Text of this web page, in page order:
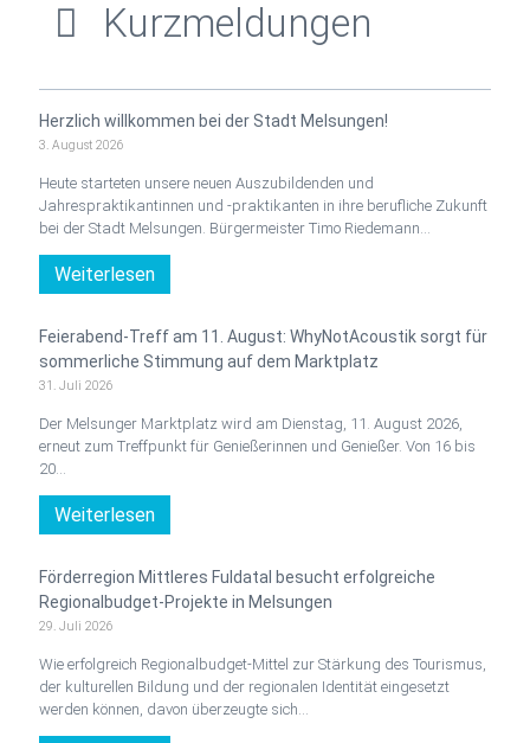
Kurzmeldungen
Herzlich willkommen bei der Stadt Melsungen!
3. August 2026
Heute starteten unsere neuen Auszubildenden und
Jahrespraktikantinnen und -praktikanten in ihre berufliche Zukunft
bei der Stadt Melsungen. Bürgermeister Timo Riedemann…
Weiterlesen
Feierabend-Treff am 11. August: WhyNotAcoustik sorgt für
sommerliche Stimmung auf dem Marktplatz
31. Juli 2026
Der Melsunger Marktplatz wird am Dienstag, 11. August 2026,
erneut zum Treffpunkt für Genießerinnen und Genießer. Von 16 bis
20…
Weiterlesen
Förderregion Mittleres Fuldatal besucht erfolgreiche
Regionalbudget-Projekte in Melsungen
29. Juli 2026
Wie erfolgreich Regionalbudget-Mittel zur Stärkung des Tourismus,
der kulturellen Bildung und der regionalen Identität eingesetzt
werden können, davon überzeugte sich…